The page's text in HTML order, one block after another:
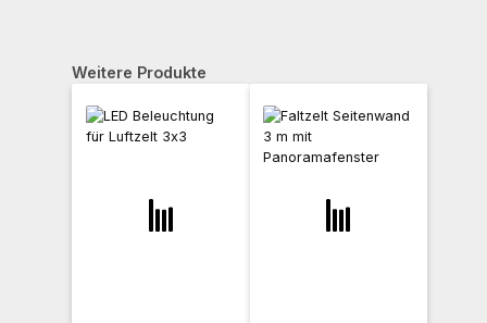
Produktgalerie überspringen
Weitere Produkte